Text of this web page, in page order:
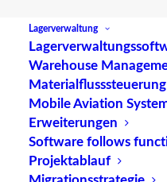
Lagerverwaltung
Warehouse
Materialflusssteuerung
Mobile Aviation
Erweiterungen
Software follows
Projektablauf